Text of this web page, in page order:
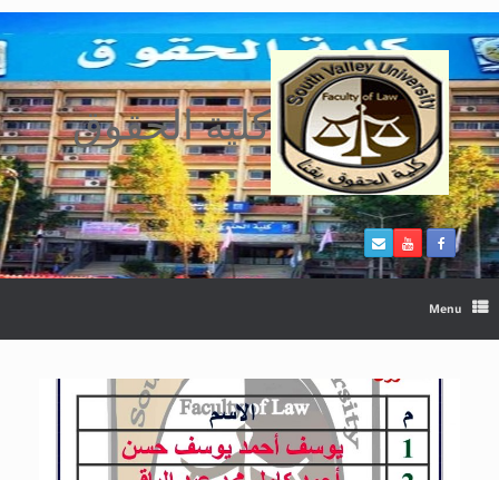
Skip
to
content
كلية الحقوق
Menu